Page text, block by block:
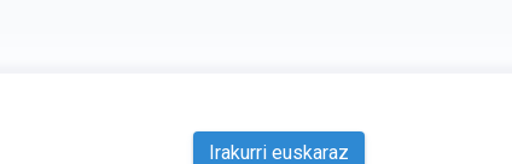
Irakurri euskaraz